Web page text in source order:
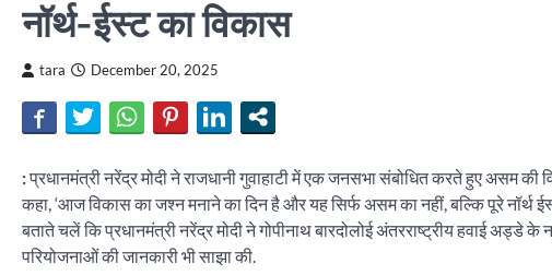
नॉर्थ-ईस्ट का विकास
tara December 20, 2025
:प्रधानमंत्री नरेंद्र मोदी ने राजधानी गुवाहाटी में एक जनसभा संबोधित करते हुए असम की
कहा, ‘आज विकास का जश्न मनाने का दिन है और यह सिर्फ असम का नहीं, बल्कि पूरे नॉर्थ
बताते चलें कि प्रधानमंत्री नरेंद्र मोदी ने गोपीनाथ बारदोलोई अंतरराष्ट्रीय हवाई
परियोजनाओं की जानकारी भी साझा की.